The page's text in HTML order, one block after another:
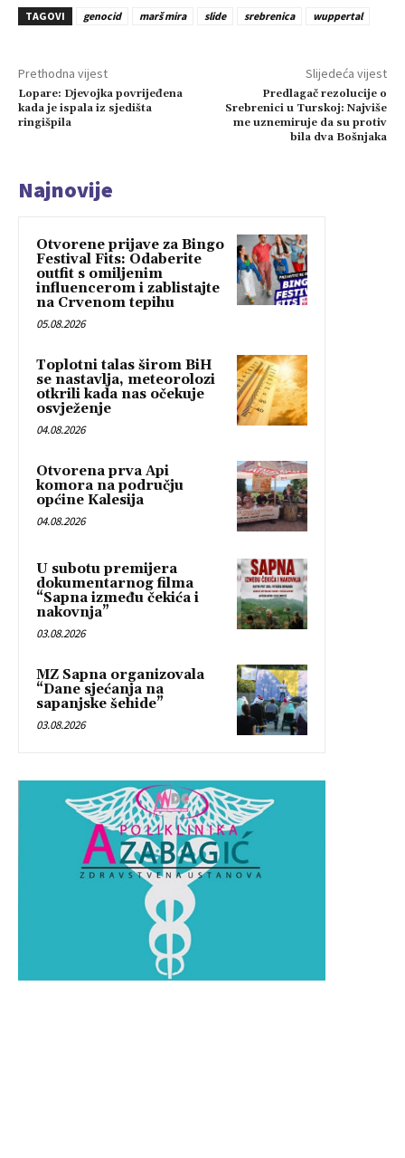
TAGOVI genocid marš mira slide srebrenica wuppertal
Prethodna vijest
Lopare: Djevojka povrijeđena
kada je ispala iz sjedišta
ringišpila
Slijedeća vijest
Predlagač rezolucije o
Srebrenici u Turskoj: Najviše
me uznemiruje da su protiv
bila dva Bošnjaka
Najnovije
Otvorene prijave za Bingo
Festival Fits: Odaberite
outfit s omiljenim
influencerom i zablistajte
na Crvenom tepihu
05.08.2026
Toplotni talas širom BiH
se nastavlja, meteorolozi
otkrili kada nas očekuje
osvježenje
04.08.2026
Otvorena prva Api
komora na području
općine Kalesija
04.08.2026
U subotu premijera
dokumentarnog filma
“Sapna između čekića i
nakovnja”
03.08.2026
MZ Sapna organizovala
“Dane sjećanja na
sapanjske šehide”
03.08.2026